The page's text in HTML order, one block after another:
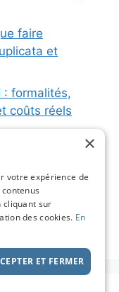
faire
et
: formalités,
coûts réels
plaques
: étapes
pour éviter les
×
votre expérience de
cliquant sur
des cookies. En
ET FERMER